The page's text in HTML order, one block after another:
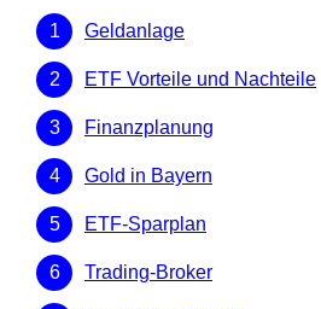
Geldanlage
ETF Vorteile und Nachteile
Finanzplanung
Gold in Bayern
ETF-Sparplan
Trading-Broker